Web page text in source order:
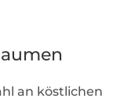
an köstlichen